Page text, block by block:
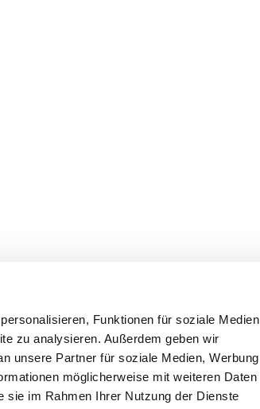
Funktionen für soziale Medien
zu analysieren. Außerdem geben wir
unsere Partner für soziale Medien, Werbung
möglicherweise mit weiteren Daten
sie im Rahmen Ihrer Nutzung der Dienste